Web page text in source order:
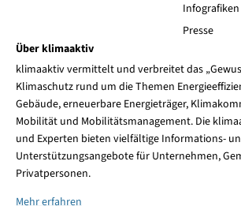
Infografiken
Presse
Über klimaaktiv
klimaaktiv vermittelt und verbreitet das
Klimaschutz rund um die Themen
Gebäude, erneuerbare Energieträger,
Mobilität und Mobilitätsmanagement. Die
und Experten bieten vielfältige Informations-
Unterstützungsangebote für Unternehmen,
Privatpersonen.
Mehr erfahren